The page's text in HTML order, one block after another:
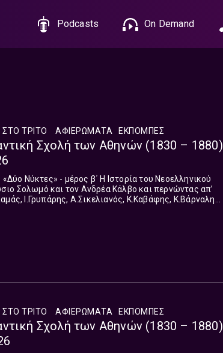
Podcasts On Demand
ΣΤΟ ΤΡΊΤΟ ΑΦΙΕΡΏΜΑΤΑ ΕΚΠΟΜΠΈΣ
Σχολή των Αθηνών (1830 – 1880)
Σολωμό και τον Ανδρέα Κάλβο και περνώντας απ’
Ι.Γρυπάρης, Α.Σικελιανός, Κ.Καβάφης, Κ.Βάρναλης,
ΣΤΟ ΤΡΊΤΟ ΑΦΙΕΡΏΜΑΤΑ ΕΚΠΟΜΠΈΣ
Σχολή των Αθηνών (1830 – 1880)